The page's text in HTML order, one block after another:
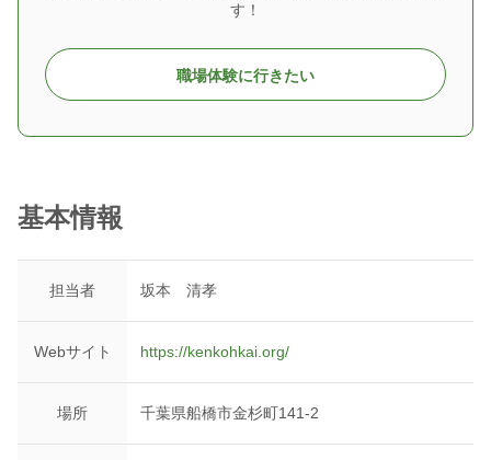
す！
職場体験に行きたい
基本情報
担当者 坂本 清孝
Webサイト https://kenkohkai.org/
場所 千葉県船橋市金杉町141-2